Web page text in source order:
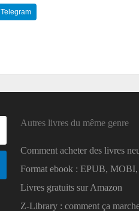
Telegram
Autres livres du même genre
Comment acheter des livres
Format ebook : EPUB,
Livres gratuits sur Amazon
Z-Library : comment ça